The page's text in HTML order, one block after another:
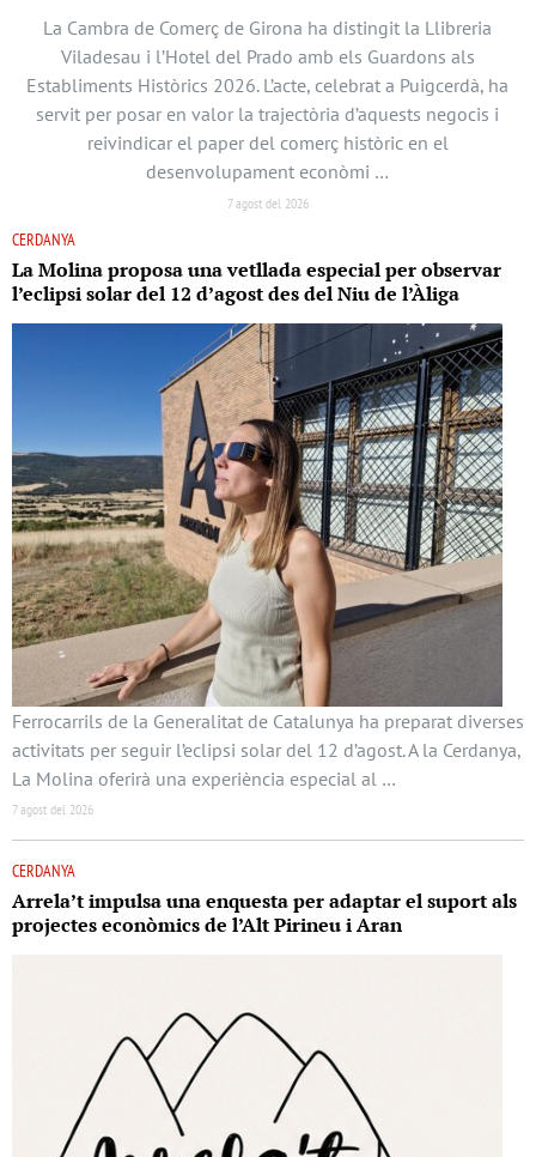
La Cambra de Comerç de Girona ha distingit la Llibreria
Viladesau i l’Hotel del Prado amb els Guardons als
Establiments Històrics 2026. L’acte, celebrat a Puigcerdà, ha
servit per posar en valor la trajectòria d’aquests negocis i
reivindicar el paper del comerç històric en el
desenvolupament econòmi …
7 agost del 2026
CERDANYA
La Molina proposa una vetllada especial per observar
l’eclipsi solar del 12 d’agost des del Niu de l’Àliga
Ferrocarrils de la Generalitat de Catalunya ha preparat diverses
activitats per seguir l’eclipsi solar del 12 d’agost. A la Cerdanya,
La Molina oferirà una experiència especial al …
7 agost del 2026
CERDANYA
Arrela’t impulsa una enquesta per adaptar el suport als
projectes econòmics de l’Alt Pirineu i Aran